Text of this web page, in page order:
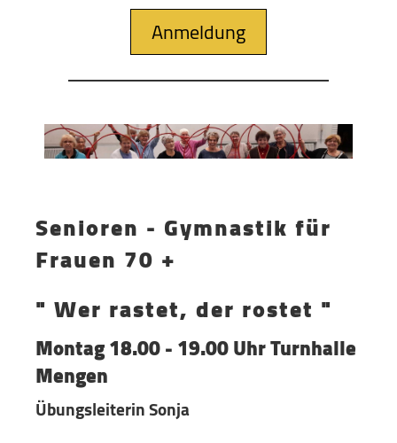
Anmeldung
Senioren - Gymnastik für
Frauen 70 +
" Wer rastet, der rostet "
Montag 18.00 - 19.00 Uhr Turnhalle
Mengen
Übungsleiterin Sonja